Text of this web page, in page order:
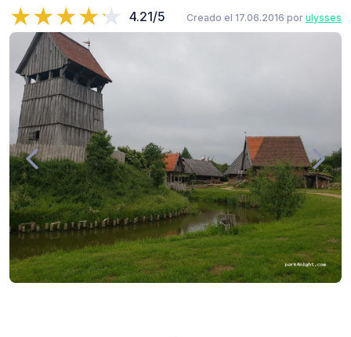
4.21/5 Creado el 17.06.2016 por ulysses